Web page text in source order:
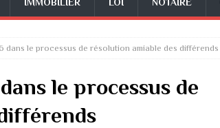
dans le processus de résolution amiable des différends
le processus de